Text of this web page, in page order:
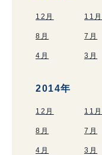
12月 11月
8月 7月
4月 3月
2014年
12月 11月
8月 7月
4月 3月